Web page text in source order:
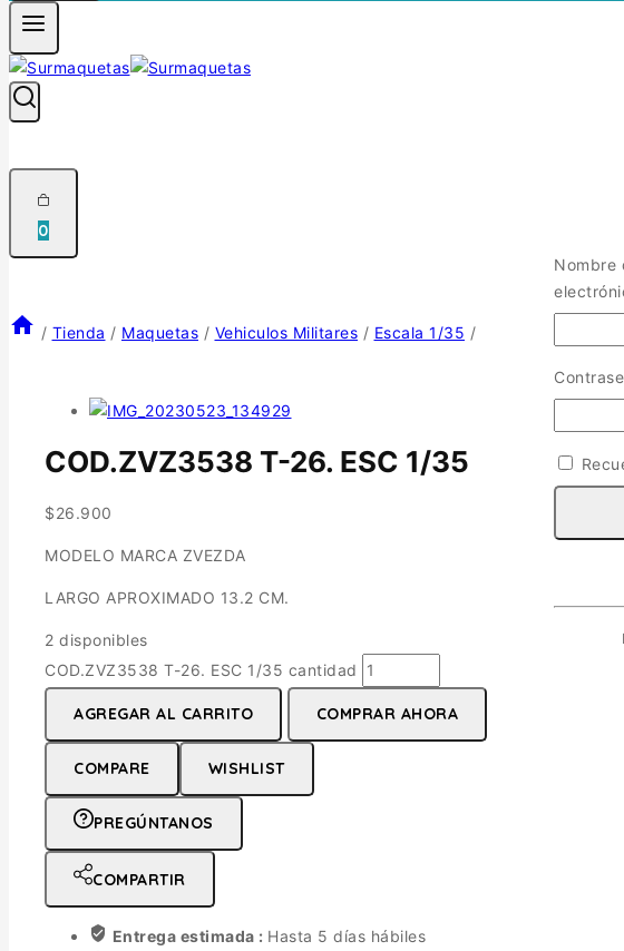
0
/ Tienda / Maquetas / Vehiculos Militares / Escala 1/35 /
COD.ZVZ3538 T-26. ESC 1/35
$26.900
MODELO MARCA ZVEZDA
LARGO APROXIMADO 13.2 CM.
2 disponibles
COD.ZVZ3538 T-26. ESC 1/35 cantidad
AGREGAR AL CARRITO COMPRAR AHORA
COMPARE WISHLIST
PREGÚNTANOS
COMPARTIR
Entrega estimada : Hasta 5 días hábiles
Nombre